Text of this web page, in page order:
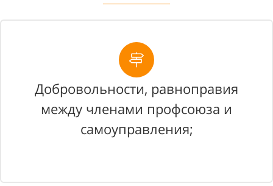
Добровольности‚ равноправия
между членами профсоюза и
самоуправления;